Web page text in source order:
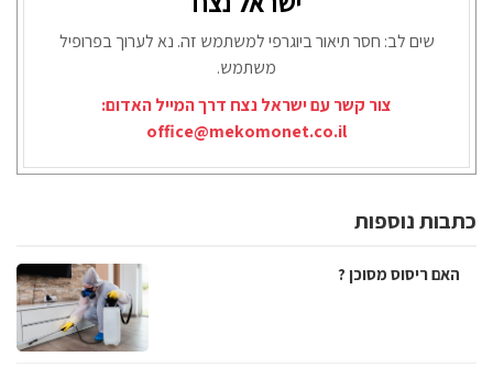
שים לב: חסר תיאור ביוגרפי למשתמש זה. נא לערוך בפרופיל
משתמש.
צור קשר עם ישראל נצח דרך המייל האדום:
office@mekomonet.co.il
כתבות נוספות
האם ריסוס מסוכן ?